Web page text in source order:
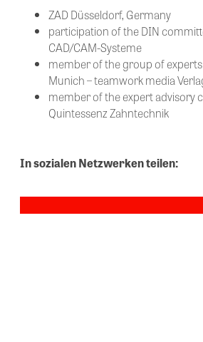
ZAD Düsseldorf, Germany
participation of the DIN
CAD/CAM-Systeme
member of the group of experts
Munich – teamwork media
member of the expert advisory
Quintessenz Zahntechnik
In sozialen Netzwerken teilen: